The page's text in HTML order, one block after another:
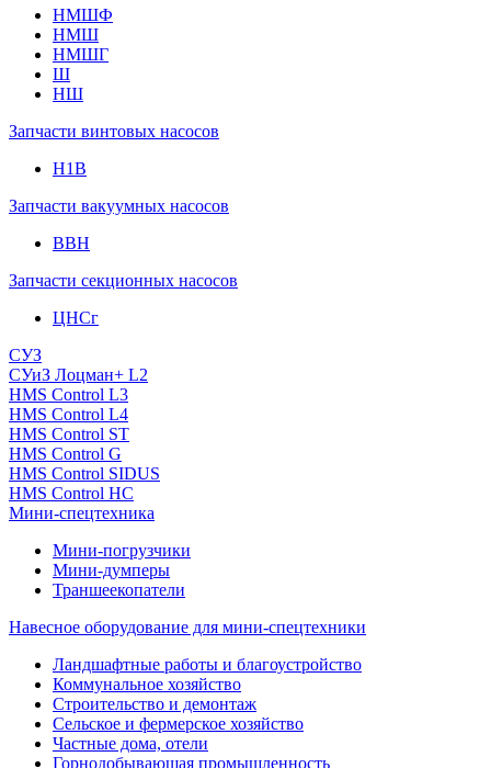
НМШФ
НМШ
НМШГ
Ш
НШ
Запчасти винтовых насосов
Н1В
Запчасти вакуумных насосов
ВВН
Запчасти секционных насосов
ЦНСг
СУЗ
СУиЗ Лоцман+ L2
HMS Control L3
HMS Control L4
HMS Control ST
HMS Control G
HMS Control SIDUS
HMS Control HC
Мини-спецтехника
Мини-погрузчики
Мини-думперы
Траншеекопатели
Навесное оборудование для мини-спецтехники
Ландшафтные работы и благоустройство
Коммунальное хозяйство
Строительство и демонтаж
Сельское и фермерское хозяйство
Частные дома, отели
Горнодобывающая промышленность